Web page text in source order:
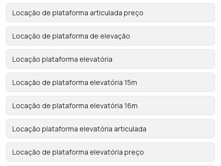
Locação de plataforma articulada preço
Locação de plataforma de elevação
Locação plataforma elevatória
Locação de plataforma elevatória 15m
Locação de plataforma elevatória 16m
Locação plataforma elevatória articulada
Locação de plataforma elevatória preço